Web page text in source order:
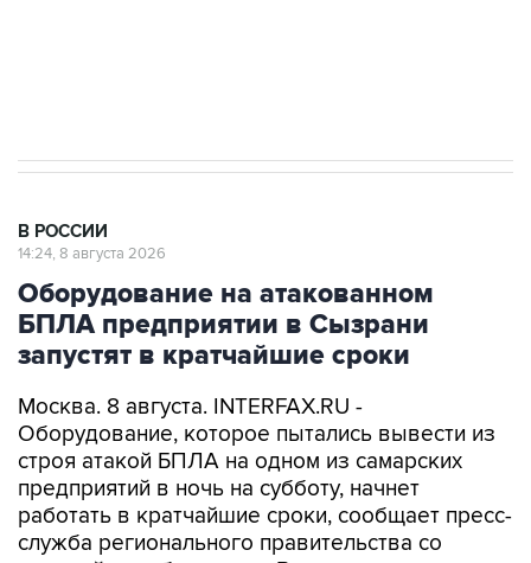
Оборудование на атакованном
БПЛА предприятии в Сызрани
запустят в кратчайшие сроки
Москва. 8 августа. INTERFAX.RU -
строя атакой БПЛА на одном из самарских
предприятий в ночь на субботу, начнет
работать в кратчайшие сроки, сообщает пресс-
служба регионального правительства со
ссылкой на губернатора Вячеслава
Федорищева.